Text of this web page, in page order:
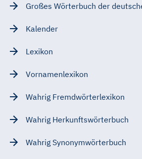
Großes Wörterbuch der
Kalender
Lexikon
Vornamenlexikon
Wahrig Fremdwörterlexikon
Wahrig Herkunftswörterbuch
Wahrig Synonymwörterbuch